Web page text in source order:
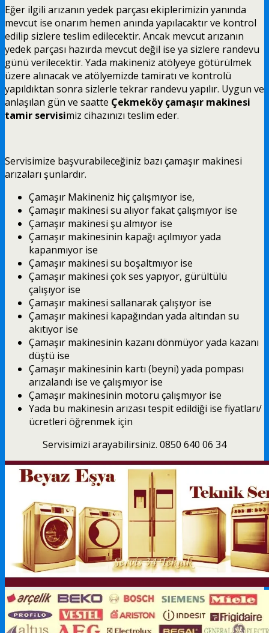
Eğer ilgili arızanın yedek parçası ekiplerimizin yanında
mevcut ise onarım hemen anında yapılacaktır ve kontrol
edilip sizlere teslim edilecektir. Ancak mevcut arızanın
yedek parçası hazırda mevcut değil ise ya sizlere randevu
günü verilecektir. Yada makineniz atölyeye götürülmek
üzere alınacak ve atölyemizde tamiratı ve kontrolü
yapıldıktan sonra sizlerle tekrar randevu yapılır. Uygun ve
anlaşılan gün ve saatte Çekmeköy çamaşır makinesi
tamir servisimiz cihazınızı teslim eder.
Servisimize başvurabileceğiniz bazı çamaşır makinesi
arızaları şunlardır.
Çamaşır Makineniz hiç çalışmıyor ise,
Çamaşır makinesi su alıyor fakat çalışmıyor ise
Çamaşır makinesi şu almıyor ise
Çamaşır makinesinin kapağı açılmıyor yada
kapanmıyor ise
Çamaşır makinesi su boşaltmıyor ise
Çamaşır makinesi çok ses yapıyor, gürültülü
çalışıyor ise
Çamaşır makinesi sallanarak çalışıyor ise
Çamaşır makinesi kapağından yada altından su
akıtıyor ise
Çamaşır makinesinin kazanı dönmüyor yada kazanı
düştü ise
Çamaşır makinesinin kartı (beyni) yada pompası
arızalandı ise ve çalışmıyor ise
Çamaşır makinesinin motoru çalışmıyor ise
Yada bu makinesin arızası tespit edildiği ise fiyatları/
ücretleri öğrenmek için
Servisimizi arayabilirsiniz. 0850 640 06 34